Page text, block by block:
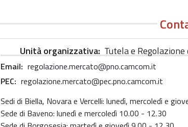
Unità organizzativa Tutela e
Email regolazione.mercato@pno.camcom.it
PEC regolazione.mercato@pec.pno.camcom.it
Sedi di Biella, Novara e Vercelli: lunedì, mercoledì e
Sede di Baveno: lunedì e mercoledì 10.00 - 12.30